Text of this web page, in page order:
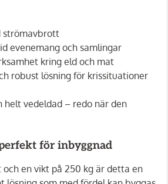
strömavbrott
evenemang och samlingar
kring eld och mat
robust lösning för krissituationer
helt vedeldad – redo när den
för inbyggnad
en vikt på 250 kg är detta en